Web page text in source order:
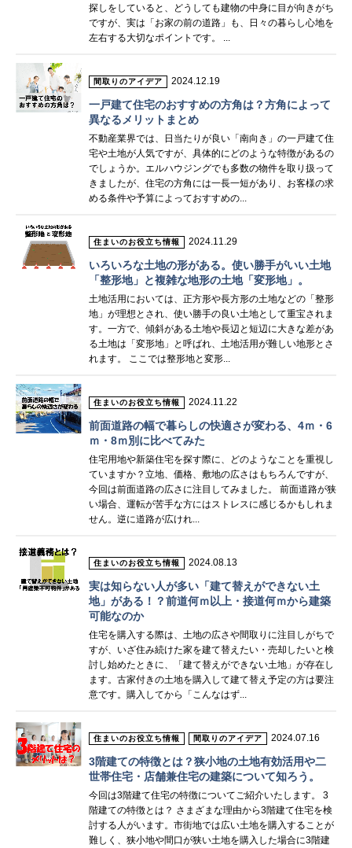
探しをしていると、どうしても建物の中身に目が向きがち
ですが、実は「お家の前の道路」も、日々の暮らし心地を
左右する大切なポイントです。 ...
間取りのアイデア 2024.12.19
一戸建て住宅のおすすめの方角は？方角によって
異なるメリットまとめ
不動産業界では、日当たりが良い「南向き」の一戸建て住
宅や土地が人気ですが、具体的にどのような特徴があるの
でしょうか。エルハウジングでも多数の物件を取り扱って
きましたが、住宅の方角には一長一短があり、お客様の求
める条件や予算によっておすすめの...
住まいのお役立ち情報 2024.11.29
いろいろな土地の形がある。使い勝手がいい土地
「整形地」と複雑な地形の土地「変形地」。
土地活用においては、正方形や長方形の土地などの「整形
地」が理想とされ、使い勝手の良い土地として重宝されま
す。一方で、傾斜がある土地や長辺と短辺に大きな差があ
る土地は「変形地」と呼ばれ、土地活用が難しい地形とさ
れます。 ここでは整形地と変形...
住まいのお役立ち情報 2024.11.22
前面道路の幅で暮らしの快適さが変わる、4ｍ・6
ｍ・8ｍ別に比べてみた
住宅用地や新築住宅を探す際に、どのようなことを重視し
ていますか？立地、価格、敷地の広さはもちろんですが、
今回は前面道路の広さに注目してみました。 前面道路が狭
い場合、運転が苦手な方にはストレスに感じるかもしれま
せん。逆に道路が広けれ...
住まいのお役立ち情報 2024.08.13
実は知らない人が多い「建て替えができない土
地」がある！？前道何ｍ以上・接道何ｍから建築
可能なのか
住宅を購入する際は、土地の広さや間取りに注目しがちで
すが、いざ住み続けた家を建て替えたい・売却したいと検
討し始めたときに、「建て替えができない土地」が存在し
ます。古家付きの土地を購入して建て替え予定の方は要注
意です。購入してから「こんなはず...
住まいのお役立ち情報 間取りのアイデア 2024.07.16
3階建ての特徴とは？狭小地の土地有効活用や二
世帯住宅・店舗兼住宅の建築について知ろう。
今回は3階建て住宅の特徴についてご紹介いたします。 3
階建ての特徴とは？ さまざまな理由から3階建て住宅を検
討する人がいます。市街地では広い土地を購入することが
難しく、狭小地や間口が狭い土地を購入した場合に3階建